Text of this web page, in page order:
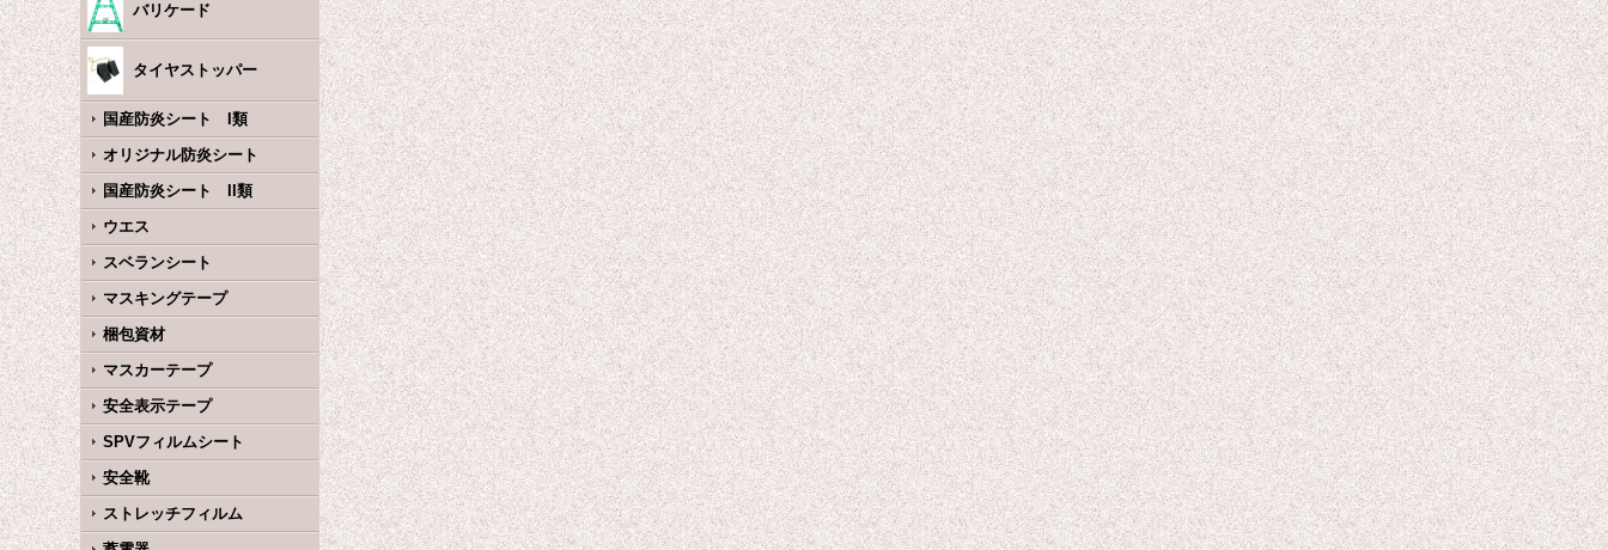
バリケード
タイヤストッパー
国産防炎シート I類
オリジナル防炎シート
国産防炎シート II類
ウエス
スベランシート
マスキングテープ
梱包資材
マスカーテープ
安全表示テープ
SPVフィルムシート
安全靴
ストレッチフィルム